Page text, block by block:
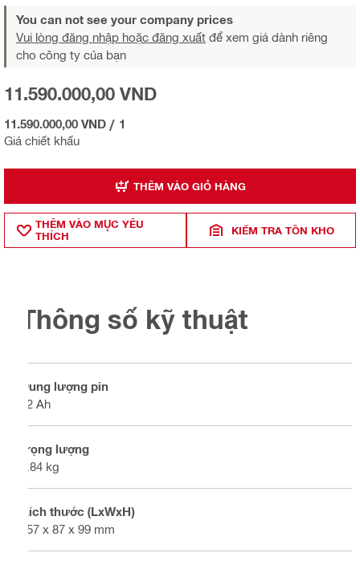
You can not see your company prices
Vui lòng đăng nhập hoặc đăng xuất để xem giá dành riêng
cho công ty của bạn
Giá chiết khấu
11.590.000,00 VND
11.590.000,00 VND / 1
THÊM VÀO GIỎ HÀNG
THÊM VÀO MỤ̣C YÊU
THÍCH
KIỂM TRA TỒN KHO
Thông số kỹ thuật
Dung lượng pin
12 Ah
Trọng lượng
1.84 kg
Kích thước (LxWxH)
157 x 87 x 99 mm